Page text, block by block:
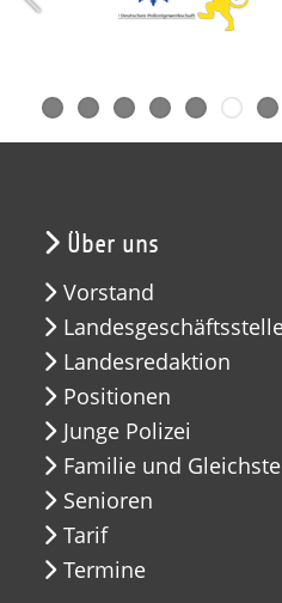
Über uns
Vorstand
Landesredaktion
Positionen
Junge Polizei
Familie und
Senioren
Tarif
Termine